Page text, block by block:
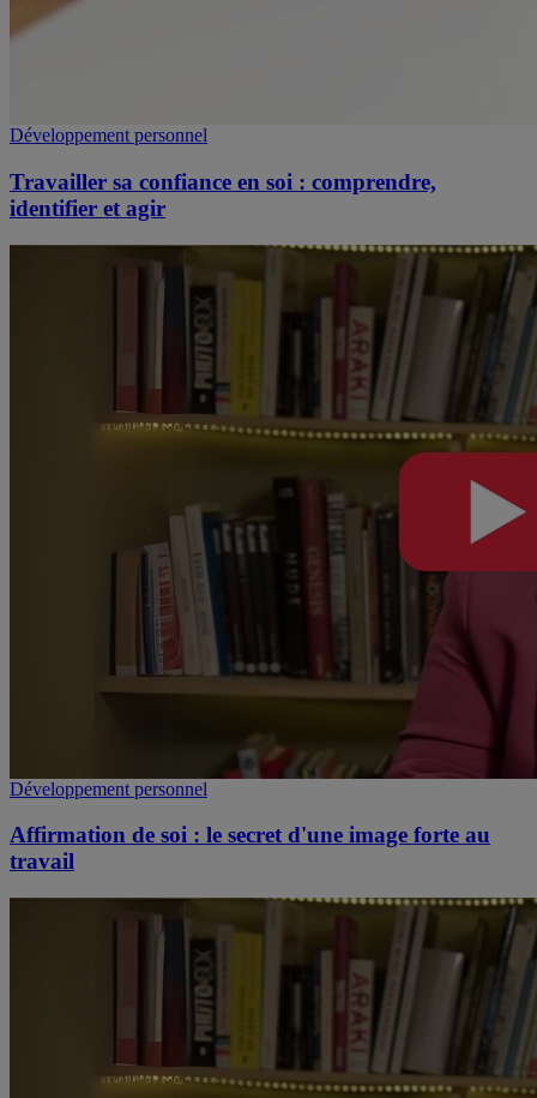
Développement personnel
Travailler sa confiance en soi : comprendre,
identifier et agir
Développement personnel
Affirmation de soi : le secret d'une image forte au
travail